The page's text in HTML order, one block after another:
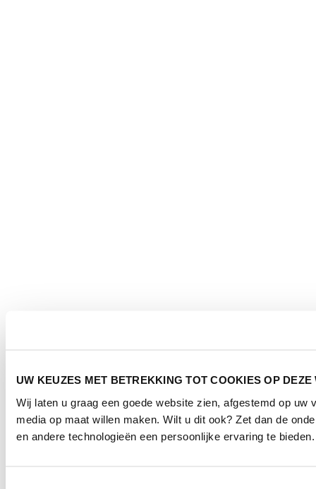
UW KEUZES MET BETREKKING TOT COOKIES OP DEZE
Wij laten u graag een goede website zien, afgestemd op
media op maat willen maken. Wilt u dit ook? Zet dan de
en andere technologieën een persoonlijke ervaring te bieden.